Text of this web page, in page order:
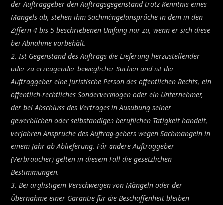
der Auftraggeber den Auftragsgegenstand trotz Kenntnis eines
Mangels ab, stehen ihm Sachmängelansprüche in dem in den
Ziffern 4 bis 5 beschriebenen Umfang nur zu, wenn er sich diese
bei Abnahme vorbehält.
2. Ist Gegenstand des Auftrags die Lieferung herzustellender
oder zu erzeugender beweglicher Sachen und ist der
Auftraggeber eine juristische Person des öffentlichen Rechts, ein
öffentlich-rechtliches Sondervermögen oder ein Unternehmer,
der bei Abschluss des Vertrages in Ausübung seiner
gewerblichen oder selbständigen beruflichen Tätigkeit handelt,
verjähren Ansprüche des Auftrag-gebers wegen Sachmängeln in
einem Jahr ab Ablieferung. Für andere Auftraggeber
(Verbraucher) gelten in diesem Fall die gesetzlichen
Bestimmungen.
3. Bei arglistigem Verschweigen von Mängeln oder der
Übernahme einer Garantie für die Beschaffenheit bleiben